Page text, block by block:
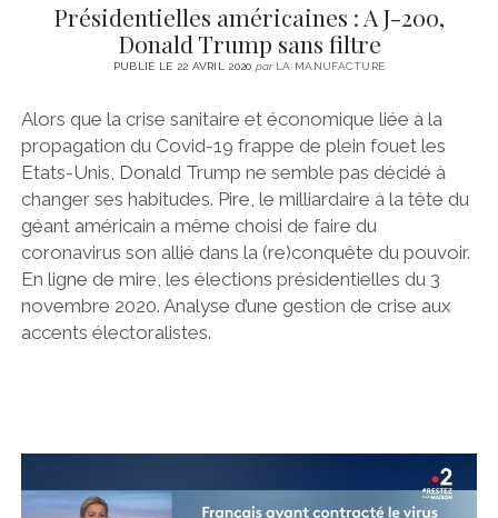
Présidentielles américaines : A J-200,
Donald Trump sans filtre
PUBLIÉ LE 22 AVRIL 2020 parLA MANUFACTURE
Alors que la crise sanitaire et économique liée à la
propagation du Covid-19 frappe de plein fouet les
Etats-Unis, Donald Trump ne semble pas décidé à
changer ses habitudes. Pire, le milliardaire à la tête du
géant américain a même choisi de faire du
coronavirus son allié dans la (re)conquête du pouvoir.
En ligne de mire, les élections présidentielles du 3
novembre 2020. Analyse d’une gestion de crise aux
accents électoralistes.